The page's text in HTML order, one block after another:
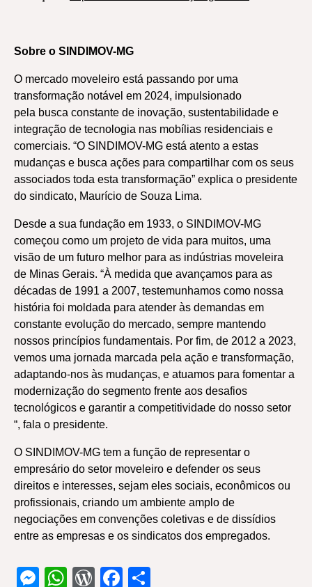
Sobre o SINDIMOV-MG
O mercado moveleiro está passando por uma
transformação notável em 2024, impulsionado
pela busca constante de inovação, sustentabilidade e
integração de tecnologia nas mobílias residenciais e
comerciais. “O SINDIMOV-MG está atento a estas
mudanças e busca ações para compartilhar com os seus
associados toda esta transformação” explica o presidente
do sindicato, Maurício de Souza Lima.
Desde a sua fundação em 1933, o SINDIMOV-MG
começou como um projeto de vida para muitos, uma
visão de um futuro melhor para as indústrias moveleira
de Minas Gerais. “À medida que avançamos para as
décadas de 1991 a 2007, testemunhamos como nossa
história foi moldada para atender às demandas em
constante evolução do mercado, sempre mantendo
nossos princípios fundamentais. Por fim, de 2012 a 2023,
vemos uma jornada marcada pela ação e transformação,
adaptando-nos às mudanças, e atuamos para fomentar a
modernização do segmento frente aos desafios
tecnológicos e garantir a competitividade do nosso setor
“, fala o presidente.
O SINDIMOV-MG tem a função de representar o
empresário do setor moveleiro e defender os seus
direitos e interesses, sejam eles sociais, econômicos ou
profissionais, criando um ambiente amplo de
negociações em convenções coletivas e de dissídios
entre as empresas e os sindicatos dos empregados.
Messenger
WhatsApp
WordPress
Facebook